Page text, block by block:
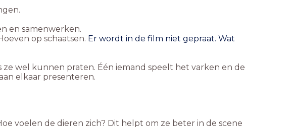
en samenwerken.
op schaatsen. Er wordt in de film niet gepraat. Wat
wel kunnen praten. Één iemand speelt het varken en de
elkaar presenteren.
voelen de dieren zich? Dit helpt om ze beter in de scene